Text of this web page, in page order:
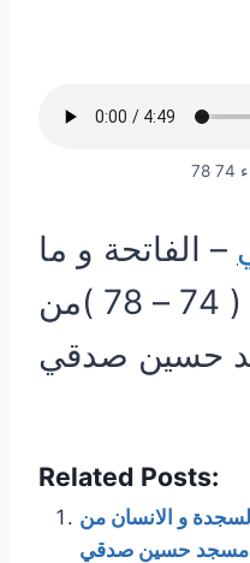
– الفاتحة و ما
تيسر من النساء ( 74 – 78 )من
حسين صدقي
Related Posts:
و الانسان من
مسجد حسين صدقي